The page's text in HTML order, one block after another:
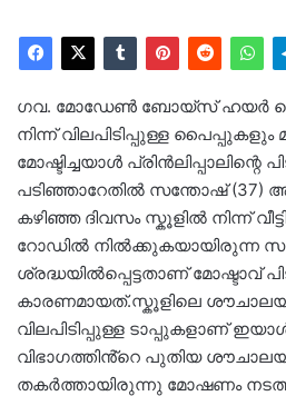
​ഗവ. മോഡേൺ ബോയ്സ് ഹയർ
നിന്ന് വിലപിടിപ്പുള്ള
മോഷ്ടിച്ചയാൾ പ്രിൻലിപ്പാലിന്റെ
പടിഞ്ഞാറേതിൽ സന്തോഷ്
കഴിഞ്ഞ ദിവസം സ്കൂളിൽ നിന്ന്
റോഡിൽ നിൽക്കുകയായിരുന്ന
ശ്രദ്ധയിൽപ്പെട്ടതാണ് മോഷ്ടാവ്
കാരണമായത്.സ്കൂളിലെ
വിലപിടിപ്പുള്ള ടാപ്പുകളാണ്
വിഭാ​ഗത്തിൻ്റെ പുതിയ
തകർത്തായിരുന്നു മോഷണം